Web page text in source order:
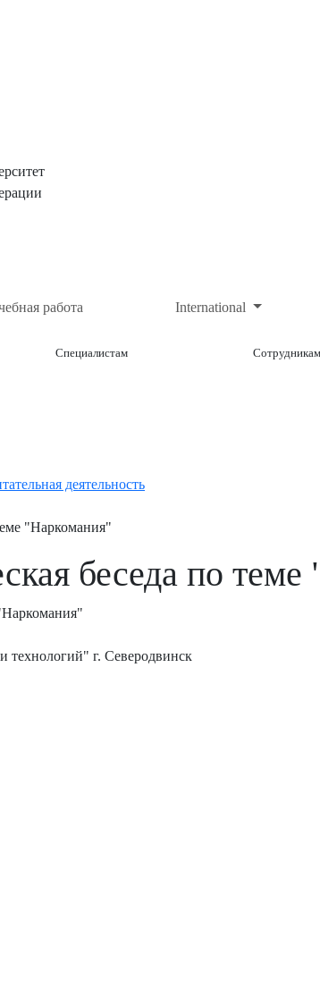
работа International
Специалистам Сотрудникам
деятельность
"Наркомания"
беседа по
технологий" г. Северодвинск